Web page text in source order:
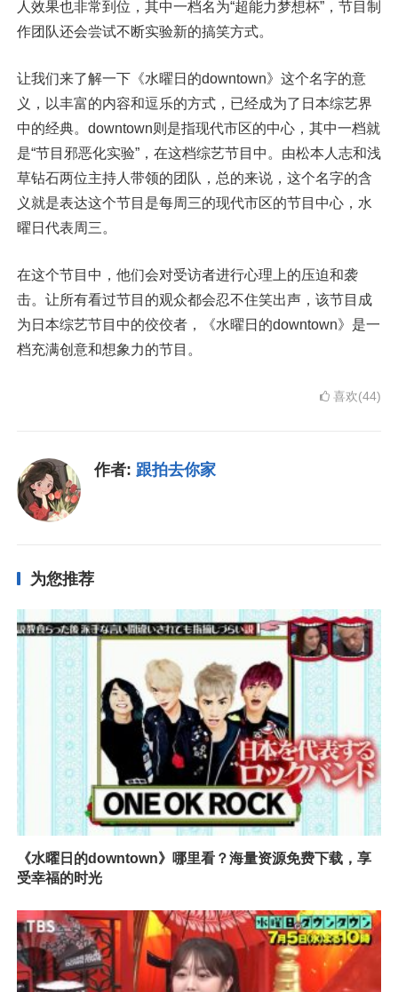
人效果也非常到位，其中一档名为“超能力梦想杯”，节目制
作团队还会尝试不断实验新的搞笑方式。
让我们来了解一下《水曜日的downtown》这个名字的意
义，以丰富的内容和逗乐的方式，已经成为了日本综艺界
中的经典。downtown则是指现代市区的中心，其中一档就
是“节目邪恶化实验”，在这档综艺节目中。由松本人志和浅
草钻石两位主持人带领的团队，总的来说，这个名字的含
义就是表达这个节目是每周三的现代市区的节目中心，水
曜日代表周三。
在这个节目中，他们会对受访者进行心理上的压迫和袭
击。让所有看过节目的观众都会忍不住笑出声，该节目成
为日本综艺节目中的佼佼者，《水曜日的downtown》是一
档充满创意和想象力的节目。
喜欢(44)
作者: 跟拍去你家
为您推荐
《水曜日的downtown》哪里看？海量资源免费下载，享
受幸福的时光